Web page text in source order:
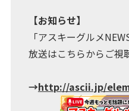
【お知らせ】
「アスキーグルメ
放送はこちらからご視
→http://ascii.jp/